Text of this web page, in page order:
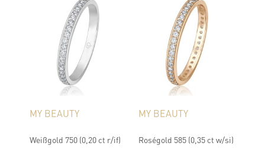
MY BEAUTY
Weißgold 750 (0,20 ct r/if)
MY BEAUTY
Roségold 585 (0,35 ct w/si)